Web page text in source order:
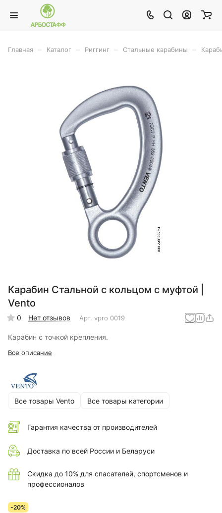
Главная Каталог Риггинг Стальные карабины
Карабин Стальной с кольцом с муфтой |
Vento
0 Нет отзывов Арт. vpro 0019
Карабин с точкой крепления.
Все описание
Все товары Vento Все товары категории
Гарантия качества от производителей
Доставка по всей России и Беларуси
Скидка до 10% для спасателей, спортсменов и
профессионалов
-20%